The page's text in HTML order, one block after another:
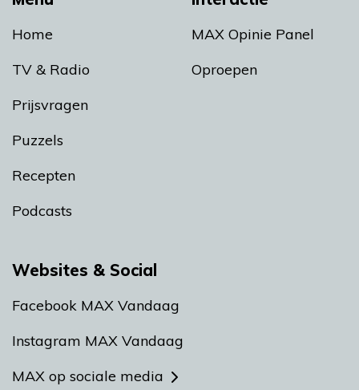
Home
TV & Radio
Prijsvragen
Puzzels
Recepten
Podcasts
MAX Opinie Panel
Oproepen
Websites & Social
Facebook MAX Vandaag
Instagram MAX Vandaag
MAX op sociale media